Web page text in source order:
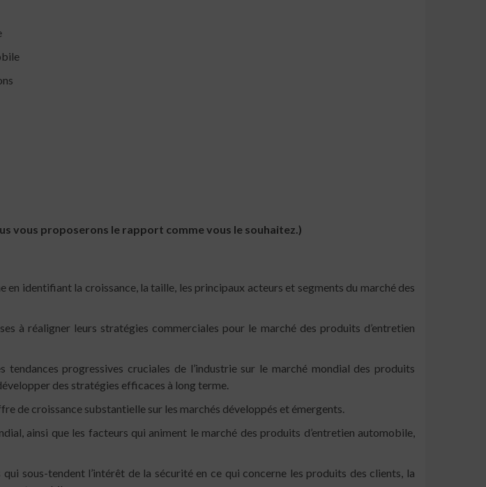
vous proposerons le rapport comme vous le souhaitez.)
en identifiant la croissance, la taille, les principaux acteurs et segments du marché des
à réaligner leurs stratégies commerciales pour le marché des produits d’entretien
progressives cruciales de l’industrie sur le marché mondial des produits
des stratégies efficaces à long terme.
de croissance substantielle sur les marchés développés et émergents.
ainsi que les facteurs qui animent le marché des produits d’entretien automobile,
sous-tendent l’intérêt de la sécurité en ce qui concerne les produits des clients, la